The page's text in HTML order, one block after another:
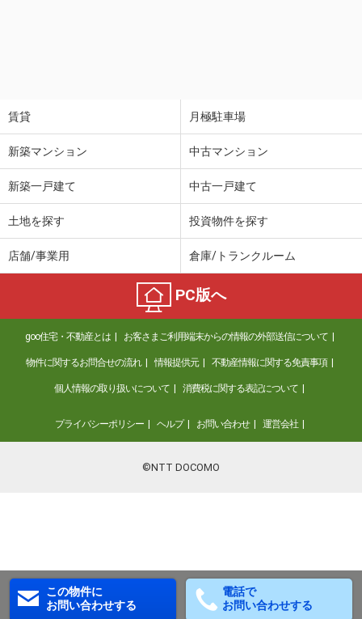
賃貸 月極駐車場
新築マンション 中古マンション
新築一戸建て 中古一戸建て
土地を探す 投資物件を探す
店舗/事業用 倉庫/トランクルーム
PC版へ
goo住宅・不動産とは お客さまご利用端末からの情報の外部送信について
物件に関するお問合せの流れ 情報提供元 不動産情報に関する免責事項
個人情報の取り扱いについて 消費税に関する表記について
プライバシーポリシー ヘルプ お問い合わせ 運営会社
©NTT DOCOMO
この物件に
お問い合わせする
電話で
お問い合わせする